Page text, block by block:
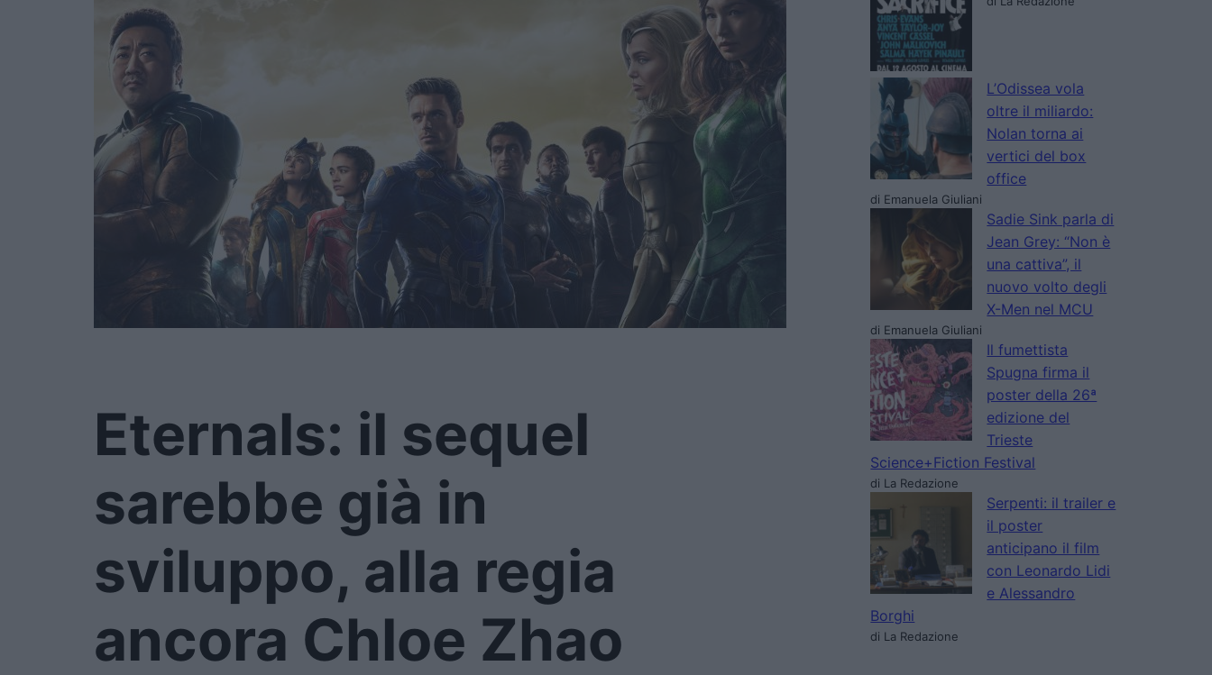
Eternals: il sequel
sarebbe già in
sviluppo, alla regia
ancora Chloe Zhao
L’Odissea vola
oltre il miliardo:
Nolan torna ai
vertici del box
office
di Emanuela Giuliani
Sadie Sink parla di
Jean Grey: “Non è
una cattiva”, il
nuovo volto degli
X-Men nel MCU
di Emanuela Giuliani
Il fumettista
Spugna firma il
poster della 26ª
edizione del
Trieste
Science+Fiction Festival
di La Redazione
Serpenti: il trailer e
il poster
anticipano il film
con Leonardo Lidi
e Alessandro
Borghi
di La Redazione